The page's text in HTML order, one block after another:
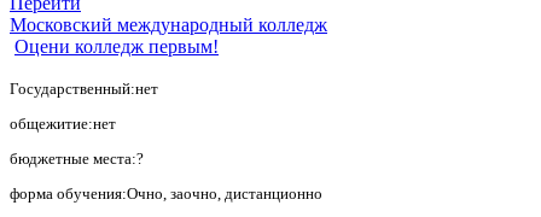
Московский международный колледж
Оцени колледж первым!
Государственный:нет
общежитие:нет
бюджетные места:?
форма обучения:Очно, заочно, дистанционно